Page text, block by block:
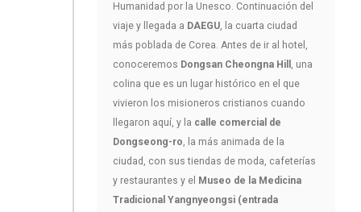
Humanidad por la Unesco. Continuación del
viaje y llegada a DAEGU, la cuarta ciudad
más poblada de Corea. Antes de ir al hotel,
conoceremos Dongsan Cheongna Hill , una
colina que es un lugar histórico en el que
vivieron los misioneros cristianos cuando
llegaron aquí, y la calle comercial de
Dongseong-ro, la más animada de la
ciudad, con sus tiendas de moda, cafeterías
y restaurantes y el Museo de la Medicina
Tradicional Yangnyeongsi (entrada